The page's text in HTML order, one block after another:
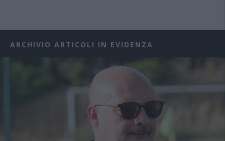
ARCHIVIO ARTICOLI IN EVIDENZA